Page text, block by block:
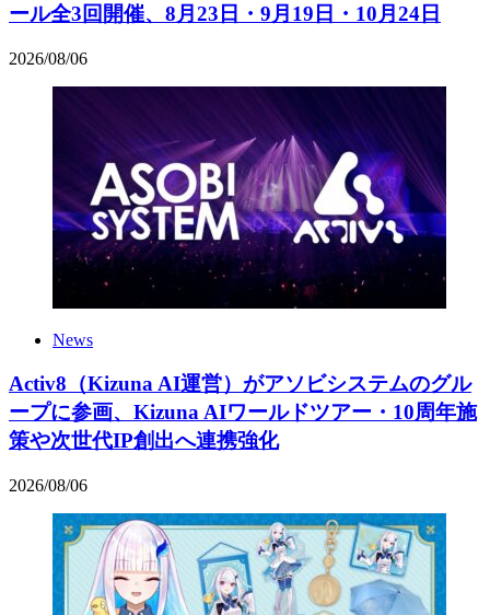
ール全3回開催、8月23日・9月19日・10月24日
2026/08/06
News
Activ8（Kizuna AI運営）がアソビシステムのグル
ープに参画、Kizuna AIワールドツアー・10周年施
策や次世代IP創出へ連携強化
2026/08/06